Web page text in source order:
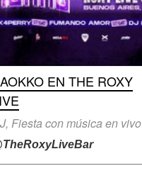
EN THE ROXY
Fiesta con música en vivo